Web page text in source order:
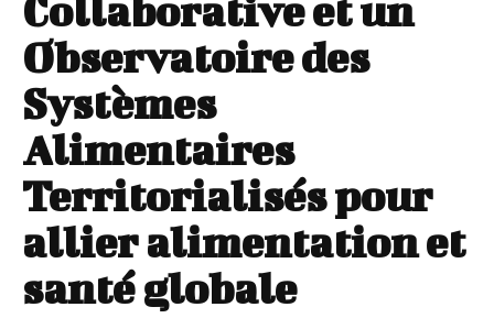
Collaborative et un
Observatoire des
Systèmes
Alimentaires
Territorialisés pour
allier alimentation et
santé globale